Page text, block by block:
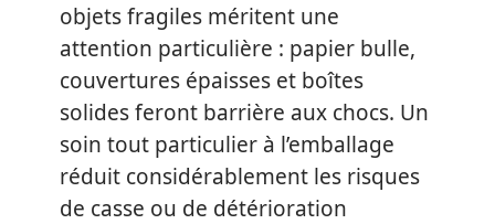
objets fragiles méritent une
attention particulière : papier bulle,
couvertures épaisses et boîtes
solides feront barrière aux chocs. Un
soin tout particulier à l’emballage
réduit considérablement les risques
de casse ou de détérioration